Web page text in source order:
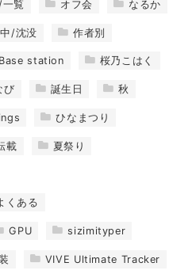
覧 オフ会 なるか
/沈没 作者別
Base station 桜乃こはく
び 誕生日 秋
ひなまつり
載 夏祭り
くある
GPU sizimityper
VIVE Ultimate Tracker